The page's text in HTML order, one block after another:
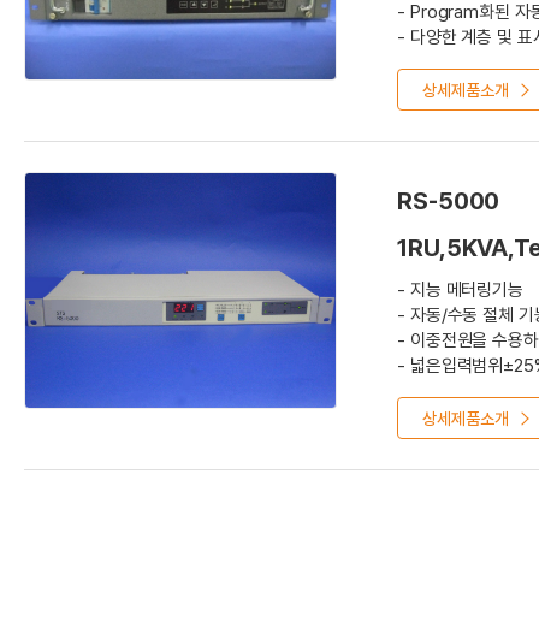
- Program화된 자
- 다양한 계층 및 표
상세제품소개
RS-5000
- 지능 메터링기능
- 자동/수동 절체 기
- 이중전원을 수용
- 넓은입력범위
상세제품소개